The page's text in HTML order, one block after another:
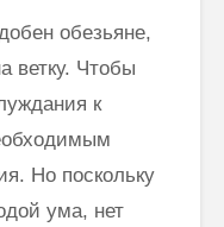
обезьяне,
ветку. Чтобы
к
Но поскольку
ума, нет